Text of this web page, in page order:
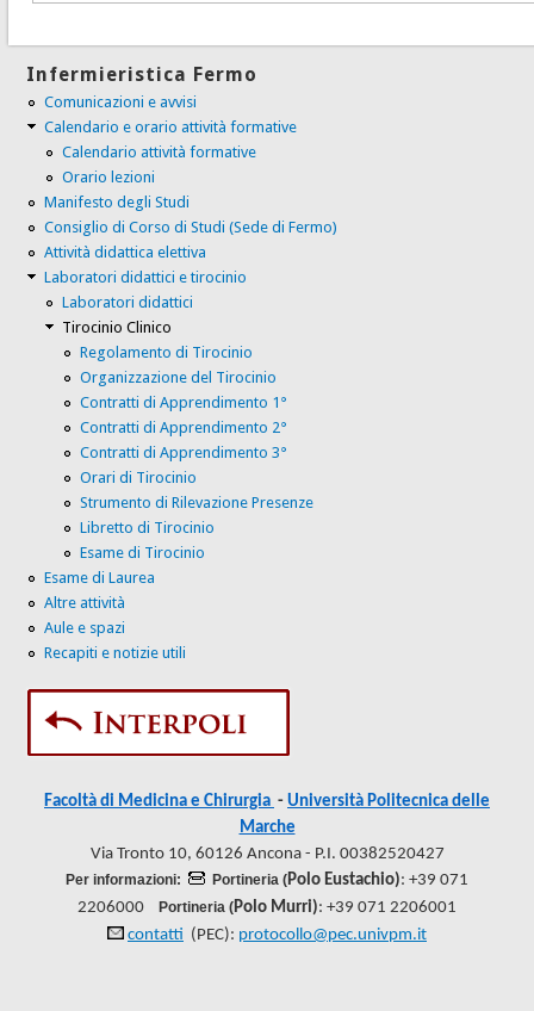
Infermieristica Fermo
Comunicazioni e avvisi
Calendario e orario attività formative
Calendario attività formative
Orario lezioni
Manifesto degli Studi
Consiglio di Corso di Studi (Sede di Fermo)
Attività didattica elettiva
Laboratori didattici e tirocinio
Laboratori didattici
Tirocinio Clinico
Regolamento di Tirocinio
Organizzazione del Tirocinio
Contratti di Apprendimento 1°
Contratti di Apprendimento 2°
Contratti di Apprendimento 3°
Orari di Tirocinio
Strumento di Rilevazione Presenze
Libretto di Tirocinio
Esame di Tirocinio
Esame di Laurea
Altre attività
Aule e spazi
Recapiti e notizie utili
Facoltà di Medicina e Chirurgia - Università Politecnica delle
Marche
Via Tronto 10, 60126 Ancona - P.I. 00382520427
Per informazioni: Portineria (Polo Eustachio): +39 071
2206000 Portineria (Polo Murri): +39 071 2206001
contatti (PEC): protocollo@pec.univpm.it